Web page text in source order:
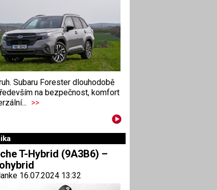
Subaru Forester dlouhodobě
na bezpečnost, komfort
>>
T-Hybrid (9A3B6) –
16.07.2024 13:32